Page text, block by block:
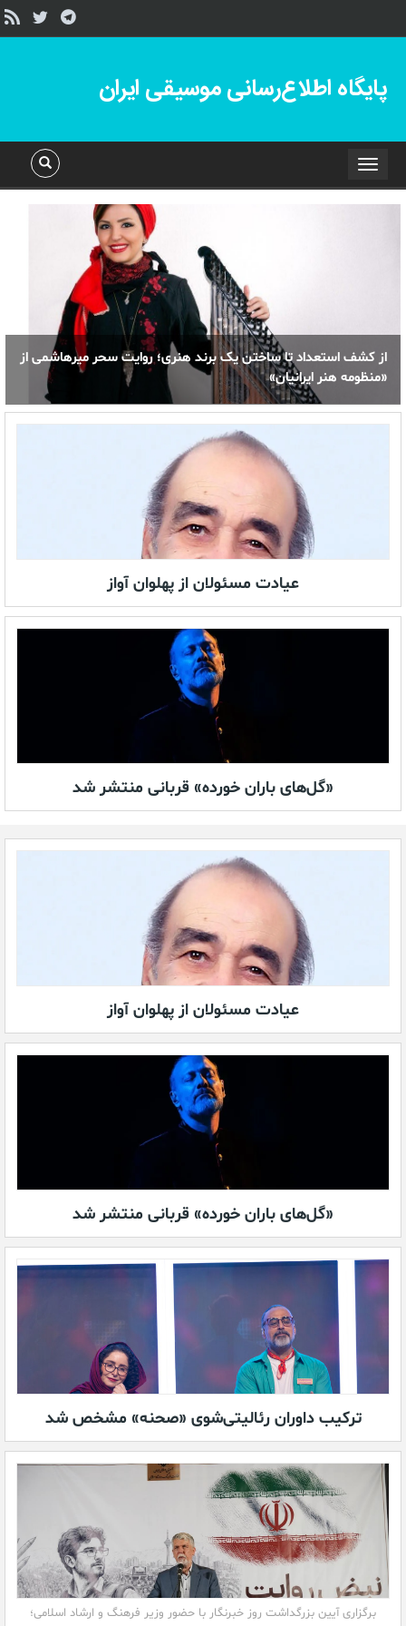
پایگاه اطلاع‌رسانی موسیقی ایران
Toggle
navigation
از کشف استعداد تا ساختن یک برند هنری؛ روایت سحر میرهاشمی از
«منظومه هنر ایرانیان»
عیادت مسئولان از پهلوان آواز
«گل‌های باران خورده» قربانی منتشر شد
عیادت مسئولان از پهلوان آواز
«گل‌های باران خورده» قربانی منتشر شد
ترکیب داوران رئالیتی‌شوی «صحنه» مشخص شد
برگزاری آیین بزرگداشت روز خبرنگار با حضور وزیر فرهنگ و ارشاد اسلامی؛